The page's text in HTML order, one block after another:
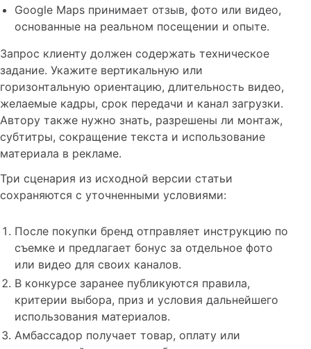
Google Maps принимает отзыв, фото или видео,
основанные на реальном посещении и опыте.
Запрос клиенту должен содержать техническое
задание. Укажите вертикальную или
горизонтальную ориентацию, длительность видео,
желаемые кадры, срок передачи и канал загрузки.
Автору также нужно знать, разрешены ли монтаж,
субтитры, сокращение текста и использование
материала в рекламе.
Три сценария из исходной версии статьи
сохраняются с уточненными условиями:
После покупки бренд отправляет инструкцию по
съемке и предлагает бонус за отдельное фото
или видео для своих каналов.
В конкурсе заранее публикуются правила,
критерии выбора, приз и условия дальнейшего
использования материалов.
Амбассадор получает товар, оплату или